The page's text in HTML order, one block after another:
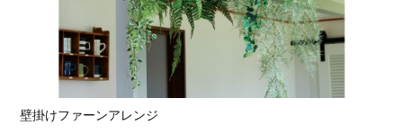
壁掛けファーンアレンジ